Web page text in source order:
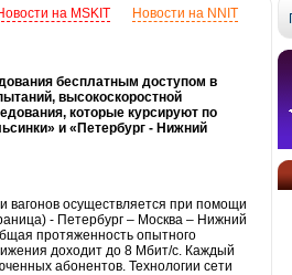
Новости на NNIT
на MSKIT
бесплатным доступом в
высокоскоростной
которые курсируют по
и «Петербург - Нижний
вагонов осуществляется при помощи
- Петербург – Москва – Нижний
протяженность опытного
доходит до 8 Мбит/с. Каждый
абонентов. Технологии сети